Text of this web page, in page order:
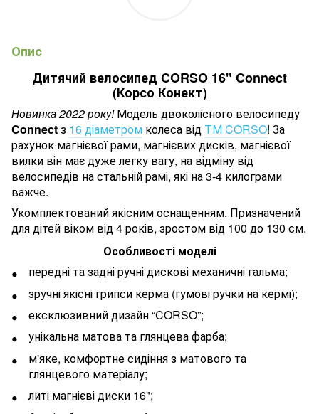
Опис
Дитячий велосипед CORSO 16" Connect
(Корсо Конект)
Новинка 2022 року!Модель двоколісного велосипеду
Connectз 16 діаметром колеса від ТМ CORSO! За
рахунок магнієвої рами, магнієвих дисків, магнієвої
вилки він має дуже легку вагу, на відміну від
велосипедів на стальній рамі, які на 3-4 килограми
важче.
Укомплектований якісним оснащенням. Призначений
для дітей віком від 4 років, зростом від 100 до 130 см.
Особливості моделі
передні та задні ручні дискові механичні гальма;
зручні якісні грипси керма (гумові ручки на кермі);
ексклюзивний дизайн “CORSO”;
унікальна матова та глянцева фарба;
м'яке, комфортне сидіння з матового та
глянцевого матеріалу;
литі магнієві диски 16";